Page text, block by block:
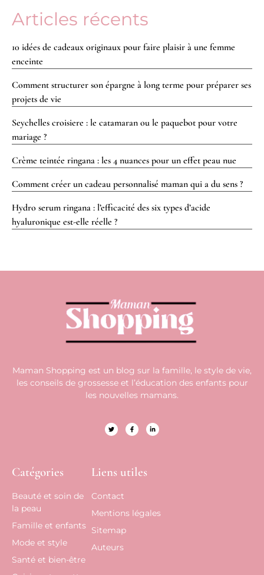
Articles récents
10 idées de cadeaux originaux pour faire plaisir à une femme
enceinte
Comment structurer son épargne à long terme pour préparer ses
projets de vie
Seychelles croisiere : le catamaran ou le paquebot pour votre
mariage ?
Crème teintée ringana : les 4 nuances pour un effet peau nue
Comment créer un cadeau personnalisé maman qui a du sens ?
Hydro serum ringana : l’efficacité des six types d’acide
hyaluronique est-elle réelle ?
Maman Shopping est un blog sur la famille, le style de vie,
les conseils de grossesse et l’éducation des enfants pour
les nouvelles mamans.
Catégories
Beauté et soin de
la peau
Famille et enfants
Mode et style
Santé et bien-être
Liens utiles
Contact
Mentions légales
Sitemap
Auteurs